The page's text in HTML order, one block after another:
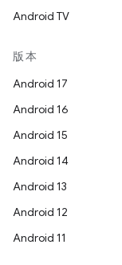
Android TV
版本
Android 17
Android 16
Android 15
Android 14
Android 13
Android 12
Android 11